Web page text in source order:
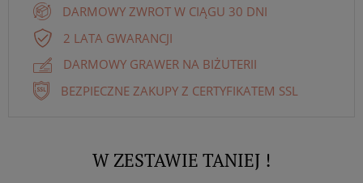
DARMOWY ZWROT W CIĄGU 30 DNI
2 LATA GWARANCJI
DARMOWY GRAWER NA BIŻUTERII
BEZPIECZNE ZAKUPY Z CERTYFIKATEM SSL
W ZESTAWIE TANIEJ !